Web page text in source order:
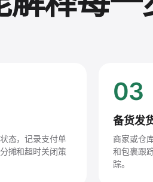
态，记录支付单
摊和超时关闭策
03
备货发
商家或仓
和包裹跟
踪。